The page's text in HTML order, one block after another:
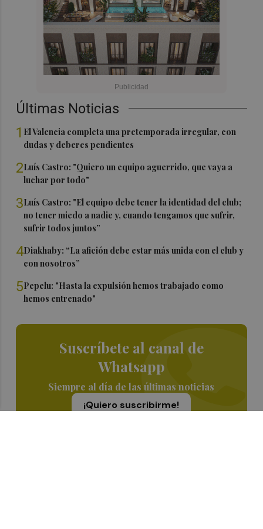
Últimas Noticias
1 El Valencia completa una pretemporada irregular, con
dudas y deberes pendientes
2Luís Castro: "Quiero un equipo aguerrido, que vaya a
luchar por todo"
3Luís Castro: "El equipo debe tener la identidad del club;
no tener miedo a nadie y, cuando tengamos que sufrir,
sufrir todos juntos”
4Diakhaby: “La afición debe estar más unida con el club y
con nosotros”
5Pepelu: "Hasta la expulsión hemos trabajado como
hemos entrenado"
Suscríbete al canal de
Whatsapp
Siempre al día de las últimas noticias
¡Quiero suscribirme!